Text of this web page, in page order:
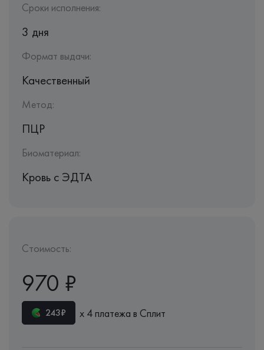
Сроки исполнения:
3 дня
Формат выдачи:
Качественный
Метод:
ПЦР
Биоматериал:
Кровь c ЭДТА
Стоимость:
970 ₽
243₽ х 4 платежа в Сплит